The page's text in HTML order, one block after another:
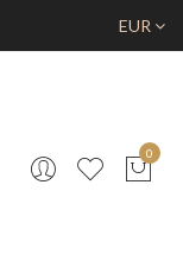
EUR
0